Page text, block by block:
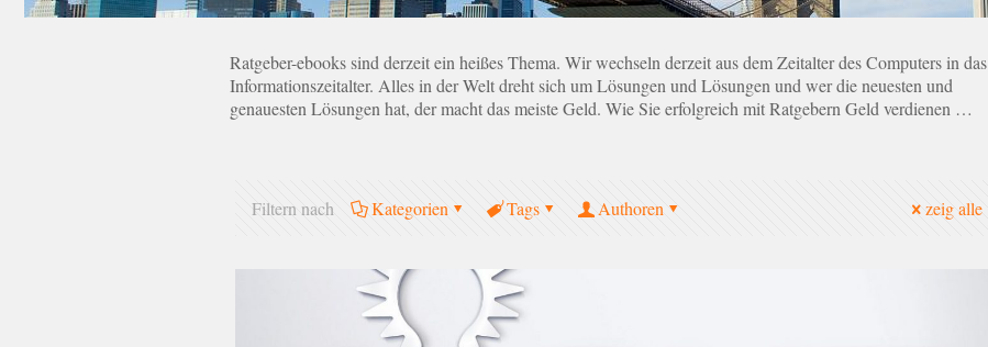
Ratgeber-ebooks sind derzeit ein heißes Thema. Wir wechseln derzeit aus dem Zeitalter des Computers in das
Informationszeitalter. Alles in der Welt dreht sich um Lösungen und Lösungen und wer die neuesten und
genauesten Lösungen hat, der macht das meiste Geld. Wie Sie erfolgreich mit Ratgebern Geld verdienen …
Filtern nach Kategorien Tags Authoren zeig alle